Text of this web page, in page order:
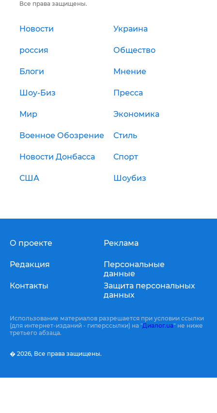
Все права защищены.
Новости Украина
россия Общество
Блоги Мнение
Шоу-Биз Пресса
Мир Экономика
Военное Обозрение Стиль
Новости Донбасса Спорт
США Шоубиз
О проекте
Редакция
Контакты
Реклама
Персональные
данные
Защита персональных
данных
Использование материалов разрешается при условии ссылки
(для интернет-изданий - гиперссылки) на "Диалог.ua" не ниже
третьего абзаца.
� 2026, Все права защищены.